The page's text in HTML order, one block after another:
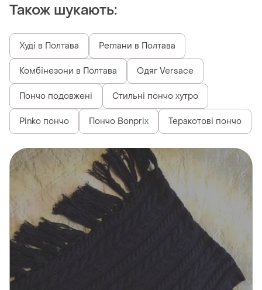
Також шукають:
Худі в Полтава Реглани в Полтава
Комбінезони в Полтава Одяг Versace
Пончо подовжені Стильні пончо хутро
Pinko пончо Пончо Bonprix Теракотові пончо